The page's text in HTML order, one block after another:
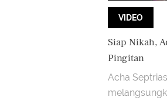
VIDEO
Siap Nikah,
Pingitan
Acha